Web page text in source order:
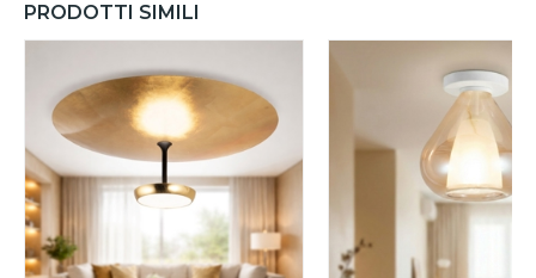
PRODOTTI SIMILI